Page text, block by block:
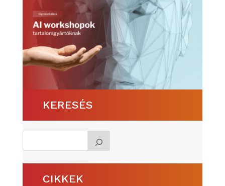
KERESÉS
CIKKEK